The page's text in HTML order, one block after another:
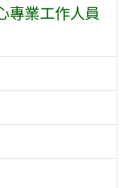
專業工作人員